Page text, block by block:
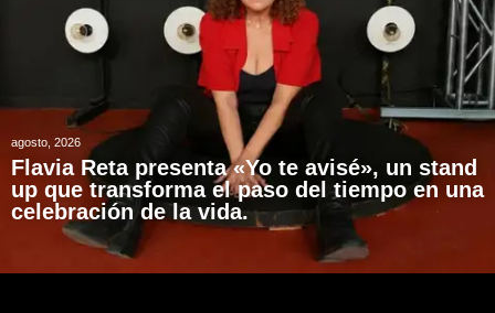
agosto, 2026
Flavia Reta presenta «Yo te avisé», un stand
up que transforma el paso del tiempo en una
celebración de la vida.